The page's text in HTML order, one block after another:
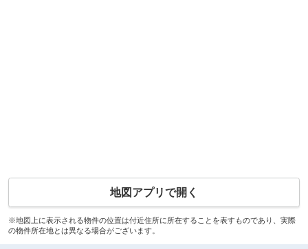
地図アプリで開く
※地図上に表示される物件の位置は付近住所に所在することを表すものであり、実際
の物件所在地とは異なる場合がございます。